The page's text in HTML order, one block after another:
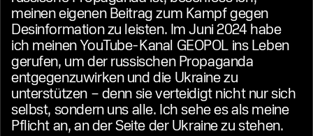
meinen eigenen Beitrag zum Kampf gegen
Desinformation zu leisten. Im Juni 2024 habe
ich meinen YouTube-Kanal GEOPOL ins Leben
gerufen, um der russischen Propaganda
entgegenzuwirken und die Ukraine zu
unterstützen – denn sie verteidigt nicht nur sich
selbst, sondern uns alle. Ich sehe es als meine
Pflicht an, an der Seite der Ukraine zu stehen.